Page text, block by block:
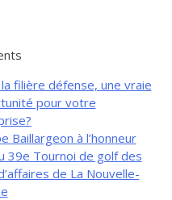
la filière défense, une vraie
pour votre
Baillargeon à l’honneur
39e Tournoi de golf des
de La Nouvelle-